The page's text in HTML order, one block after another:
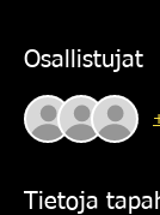
Osallistujat
Tietoja